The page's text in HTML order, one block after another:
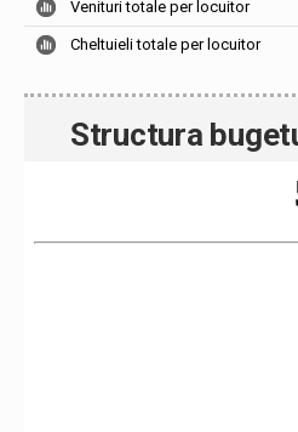
Venituri totale per locuitor
Cheltuieli totale per locuitor
Structura